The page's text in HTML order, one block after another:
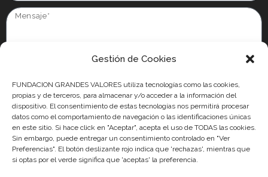
Gestión de Cookies
FUNDACION GRANDES VALORES utiliza tecnologías como las cookies,
propias y de terceros, para almacenar y/o acceder a la información del
dispositivo. El consentimiento de estas tecnologías nos permitirá procesar
datos como el comportamiento de navegación o las identificaciones únicas
en este sitio. Si hace click en "Aceptar", acepta el uso de TODAS las cookies.
Sin embargo, puede entregar un consentimiento controlado en "Ver
Preferencias". El botón deslizante rojo indica que 'rechazas', mientras que
si optas por el verde significa que 'aceptas' la preferencia.
finalidad de gestionar y atender su solicitud. Para obtener más información
acerca del tratamiento de sus datos y ejercer sus derechos, visite nuestra
politica de privacidad.
He leído y acepto la política de privacidad
Acepto recibir comunicaciones de Asociación Fútbol Más